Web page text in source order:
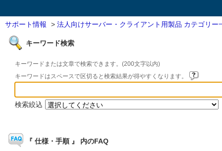
サポート情報 > 法人向けサーバー・クライアント用製品 カテゴリー
キーワード検索
キーワードまたは文章で検索できます。(200文字以内)
キーワードはスペースで区切ると検索結果が得やすくなります。
検索絞込
『 仕様・手順 』 内のFAQ